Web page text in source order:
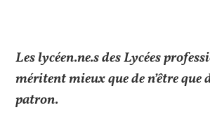
Les lycéen.ne.s des Lycées
méritent mieux que de n’être que
patron.